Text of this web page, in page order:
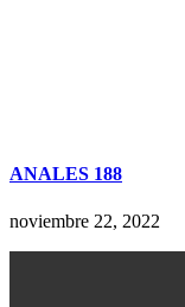
ANALES 188
noviembre 22, 2022